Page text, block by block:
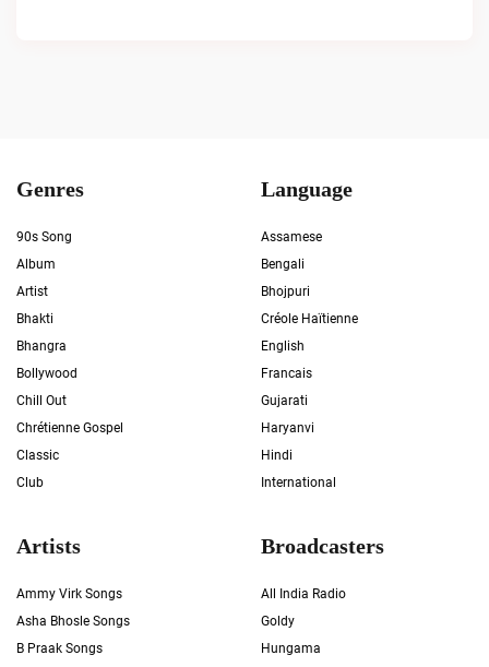
Genres
90s Song
Album
Artist
Bhakti
Bhangra
Bollywood
Chill Out
Chrétienne Gospel
Classic
Club
Language
Assamese
Bengali
Bhojpuri
Créole Haïtienne
English
Francais
Gujarati
Haryanvi
Hindi
International
Artists
Ammy Virk Songs
Asha Bhosle Songs
B Praak Songs
Broadcasters
All India Radio
Goldy
Hungama